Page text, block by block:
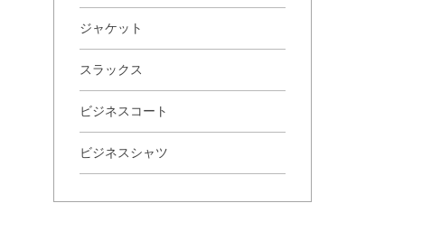
ジャケット
スラックス
ビジネスコート
ビジネスシャツ